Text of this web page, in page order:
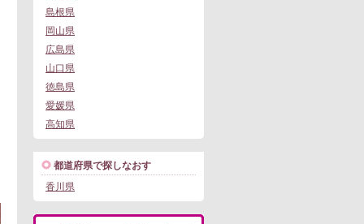
島根県
岡山県
広島県
山口県
徳島県
愛媛県
高知県
都道府県で探しなおす
香川県